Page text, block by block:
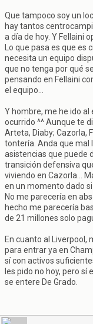
Que tampoco soy un
hay tantos
a día de hoy. Y Fellaini
Lo que pasa es que
necesita un equipo
que no tenga por qué
pensando en Fellaini
el equipo...
Y hombre, me he ido
ocurrido ^^ Aunque te
Arteta, Diaby; Cazorla,
tontería. Anda que mal
asistencias que puede
transición defensiva
viviendo en Cazorla...
en un momento dado
No me parecería en
hecho me parecería
de 21 millones solo
En cuanto al Liverpool,
para entrar ya en
sí con activos
les pido no hoy, pero sí
se entere De Grado.